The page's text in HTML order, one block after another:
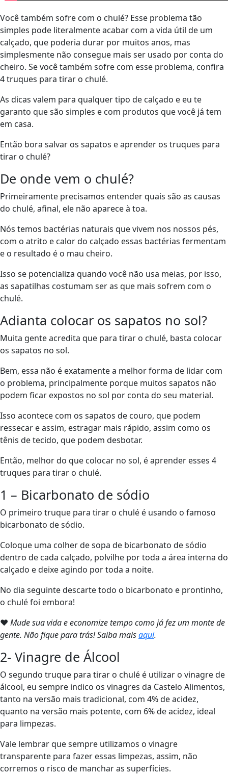
Você também sofre com o chulé? Esse problema tão
simples pode literalmente acabar com a vida útil de um
calçado, que poderia durar por muitos anos, mas
simplesmente não consegue mais ser usado por conta do
cheiro. Se você também sofre com esse problema, confira
4 truques para tirar o chulé.
As dicas valem para qualquer tipo de calçado e eu te
garanto que são simples e com produtos que você já tem
em casa.
Então bora salvar os sapatos e aprender os truques para
tirar o chulé?
De onde vem o chulé?
Primeiramente precisamos entender quais são as causas
do chulé, afinal, ele não aparece à toa.
Nós temos bactérias naturais que vivem nos nossos pés,
com o atrito e calor do calçado essas bactérias fermentam
e o resultado é o mau cheiro.
Isso se potencializa quando você não usa meias, por isso,
as sapatilhas costumam ser as que mais sofrem com o
chulé.
Adianta colocar os sapatos no sol?
Muita gente acredita que para tirar o chulé, basta colocar
os sapatos no sol.
Bem, essa não é exatamente a melhor forma de lidar com
o problema, principalmente porque muitos sapatos não
podem ficar expostos no sol por conta do seu material.
Isso acontece com os sapatos de couro, que podem
ressecar e assim, estragar mais rápido, assim como os
tênis de tecido, que podem desbotar.
Então, melhor do que colocar no sol, é aprender esses 4
truques para tirar o chulé.
1 – Bicarbonato de sódio
O primeiro truque para tirar o chulé é usando o famoso
bicarbonato de sódio.
Coloque uma colher de sopa de bicarbonato de sódio
dentro de cada calçado, polvilhe por toda a área interna do
calçado e deixe agindo por toda a noite.
No dia seguinte descarte todo o bicarbonato e prontinho,
o chulé foi embora!
❤ Mude sua vida e economize tempo como já fez um monte de
gente. Não fique para trás! Saiba maisaqui.
2- Vinagre de Álcool
O segundo truque para tirar o chulé é utilizar o vinagre de
álcool, eu sempre indico os vinagres da Castelo Alimentos,
tanto na versão mais tradicional, com 4% de acidez,
quanto na versão mais potente, com 6% de acidez, ideal
para limpezas.
Vale lembrar que sempre utilizamos o vinagre
transparente para fazer essas limpezas, assim, não
corremos o risco de manchar as superfícies.